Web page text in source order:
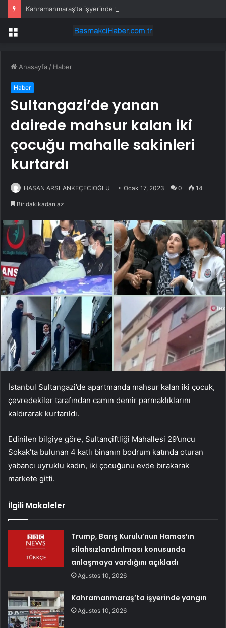
Kahramanmaraş’ta işyerinde yangın
Menü
Anasayfa / Haber
Haber
Sultangazi’de yanan
dairede mahsur kalan iki
çocuğu mahalle sakinleri
kurtardı
HASAN ARSLANKEÇECİOĞLU Ocak 17, 2023 0 14
Bir dakikadan az
İstanbul Sultangazi’de apartmanda mahsur kalan iki çocuk,
çevredekiler tarafından camın demir parmaklıklarını
kaldırarak kurtarıldı.
Edinilen bilgiye göre, Sultançiftliği Mahallesi 29’uncu
Sokak’ta bulunan 4 katlı binanın bodrum katında oturan
yabancı uyruklu kadın, iki çocuğunu evde bırakarak
markete gitti.
İlgili Makaleler
Trump, Barış Kurulu’nun Hamas’ın
silahsızlandırılması konusunda
anlaşmaya vardığını açıkladı
Ağustos 10, 2026
Kahramanmaraş’ta işyerinde yangın
Ağustos 10, 2026